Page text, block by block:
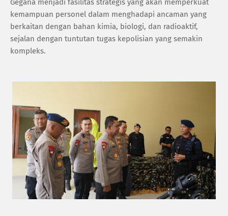
Gegana menjadi fasilitas strategis yang akan memperkuat
kemampuan personel dalam menghadapi ancaman yang
berkaitan dengan bahan kimia, biologi, dan radioaktif,
sejalan dengan tuntutan tugas kepolisian yang semakin
kompleks.